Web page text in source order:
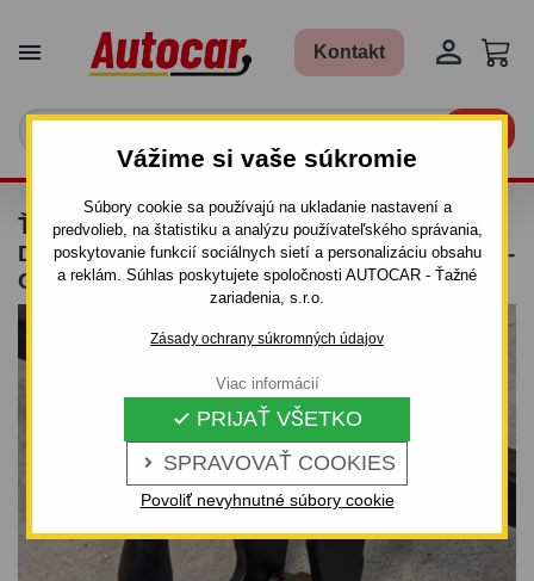
Vážime si vaše súkromie
Súbory cookie sa používajú na ukladanie nastavení a
predvolieb, na štatistiku a analýzu používateľského správania,
poskytovanie funkcií sociálnych sietí a personalizáciu obsahu
a reklám. Súhlas poskytujete spoločnosti AUTOCAR - Ťažné
zariadenia, s.r.o.
Zásady ochrany súkromných údajov
 SPRAVOVAŤ COOKIES
 PRIJAŤ VŠETKO
Povoliť nevyhnutné súbory cookie
Viac informácií
 Kontakt 
ŤAŽNÉ ZARIADENIE PRE FORD MONDEO - 5
DV - ODNÍMATEĽNÝ BAJONETOVÝ SYSTÉM -
OD 2007 DO